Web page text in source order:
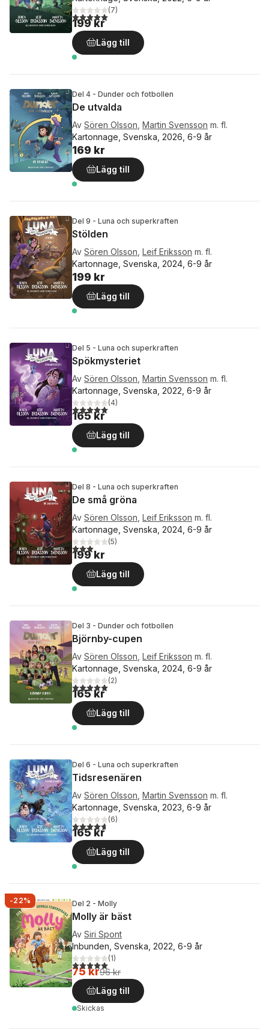
5,0utav 5 stjärnor. Totalt antal röster:
(7)
199 kr
Lägg till
Del 4 - Dunder och fotbollen
De utvalda
Av Sören Olsson Martin Svensson m. fl.
Kartonnage, Svenska, 2026, 6-9 år
169 kr
Lägg till
Del 9 - Luna och superkraften
Stölden
Av Sören Olsson Leif Eriksson m. fl.
Kartonnage, Svenska, 2024, 6-9 år
199 kr
Lägg till
Del 5 - Luna och superkraften
Spökmysteriet
Av Sören Olsson Martin Svensson m. fl.
Kartonnage, Svenska, 2022, 6-9 år
5,0utav 5 stjärnor. Totalt antal röster:
(4)
165 kr
Lägg till
Del 8 - Luna och superkraften
De små gröna
Av Sören Olsson Leif Eriksson m. fl.
Kartonnage, Svenska, 2024, 6-9 år
3,0utav 5 stjärnor. Totalt antal röster:
(5)
199 kr
Lägg till
Del 3 - Dunder och fotbollen
Björnby-cupen
Av Sören Olsson Leif Eriksson m. fl.
Kartonnage, Svenska, 2024, 6-9 år
5,0utav 5 stjärnor. Totalt antal röster:
(2)
165 kr
Lägg till
Del 6 - Luna och superkraften
Tidsresenären
Av Sören Olsson Martin Svensson m. fl.
Kartonnage, Svenska, 2023, 6-9 år
4,7utav 5 stjärnor. Totalt antal röster:
(6)
165 kr
Lägg till
-22% Del 2 - Molly
Molly är bäst
Av Siri Spont
Inbunden, Svenska, 2022, 6-9 år
5,0utav 5 stjärnor. Totalt antal röster:
(1)
75 kr96 kr
Lägg till
Skickas